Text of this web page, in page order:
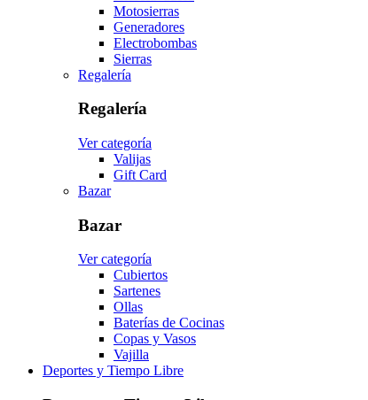
Motosierras
Generadores
Electrobombas
Sierras
Regalería
Regalería
Ver categoría
Valijas
Gift Card
Bazar
Bazar
Ver categoría
Cubiertos
Sartenes
Ollas
Baterías de Cocinas
Copas y Vasos
Vajilla
Deportes y Tiempo Libre